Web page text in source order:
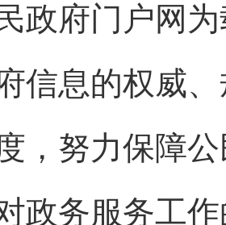
政府门户网
信息的权威
，努力保障
政务服务工